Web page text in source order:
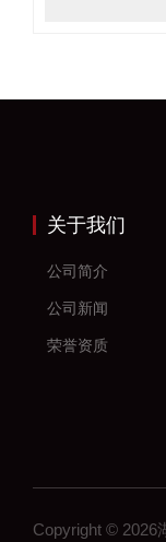
关于我们
公司简介
公司新闻
荣誉资质
Copyright © 2026